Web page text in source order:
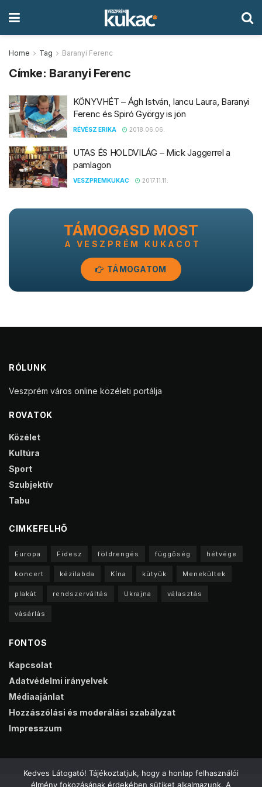
Home Tag Baranyi Ferenc
Címke: Baranyi Ferenc
KÖNYVHÉT – Ágh István, Iancu Laura, Baranyi
Ferenc és Spiró György is jön
RÉVÉSZ ERIKA 2018.06.06.
UTAS ÉS HOLDVILÁG – Mick Jaggerrel a
pamlagon
VESZPREMKUKAC 2017.11.11.
TÁMOGASD MOST
A VESZPRÉM KUKACOT
TÁMOGATOM
RÓLUNK
Veszprém város online közéleti portálja
ROVATOK
Közélet
Kultúra
Sport
Szubjektív
Tabu
CIMKEFELHŐ
Europa Fidesz földrengés függőség hétvége
koncert kézilabda Kína kütyük Menekültek
plakát rendszerváltás Ukrajna választás
vásárlás
FONTOS
Kapcsolat
Adatvédelmi irányelvek
Médiaajánlat
Hozzászólási és moderálási szabályzat
Impresszum
Kedves Látogató! Tájékoztatjuk, hogy a honlap felhasználói
élmény fokozásának érdekében sütiket alkalmazunk. A